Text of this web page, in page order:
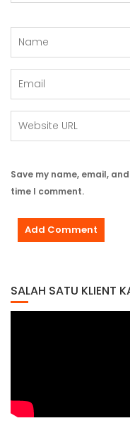
Save my name, email,
time I comment.
SALAH SATU KLIENT